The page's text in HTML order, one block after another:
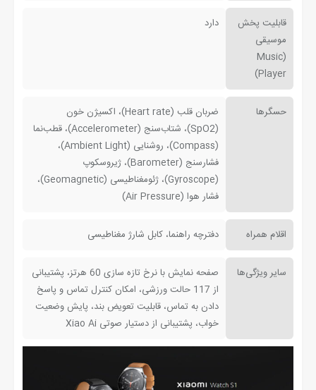
قابلیت پخش
موسیقی
(Music
Player)
دارد
حسگرها
ضربان قلب (Heart rate)، اکسیژن خون
(SpO2)، شتاب‌سنج (Accelerometer)، قطب‌نما
(Compass)، روشنایی (Ambient Light)،
فشارسنج (Barometer)، ژیروسکوپ
(Gyroscope)، ژئومغناطیسی (Geomagnetic)،
فشار هوا (Air Pressure)
اقلام همراه دفترچه راهنما، کابل شارژ مغناطیسی
سایر ویژگی‌ها
صفحه نمایش با نرخ تازه سازی 60 هرتز، پشتیبانی
از 117 حالت ورزشی، امکان کنترل تماس و پاسخ
دادن به تماس، قابلیت تعویض بند، پایش وضعیت
خواب، پشتیبانی از دستیار صوتی Xiao Ai